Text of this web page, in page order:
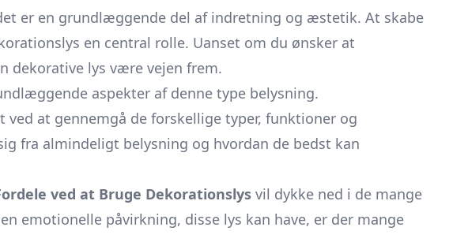
er en grundlæggende del af indretning og æstetik. At skabe
en central rolle. Uanset om du ønsker at
dekorative lys være vejen frem.
aspekter af denne type belysning.
at gennemgå de forskellige typer, funktioner og
fra almindeligt belysning og hvordan de bedst kan
ved at Bruge Dekorationslys vil dykke ned i de mange
emotionelle påvirkning, disse lys kan have, er der mange